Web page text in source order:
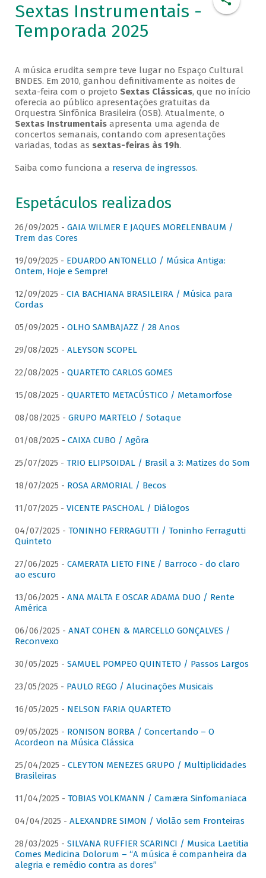
Sextas Instrumentais -
Temporada 2025
A música erudita sempre teve lugar no Espaço Cultural
BNDES. Em 2010, ganhou definitivamente as noites de
sexta-feira com o projeto Sextas Clássicas, que no início
oferecia ao público apresentações gratuitas da
Orquestra Sinfônica Brasileira (OSB). Atualmente, o
Sextas Instrumentaisapresenta uma agenda de
concertos semanais, contando com apresentações
variadas, todas as sextas-feiras às 19h.
Saiba como funciona a reserva de ingressos.
Espetáculos realizados
26/09/2025 - GAIA WILMER E JAQUES MORELENBAUM /
Trem das Cores
19/09/2025 - EDUARDO ANTONELLO / Música Antiga:
Ontem, Hoje e Sempre!
12/09/2025 - CIA BACHIANA BRASILEIRA / Música para
Cordas
05/09/2025 - OLHO SAMBAJAZZ / 28 Anos
29/08/2025 - ALEYSON SCOPEL
22/08/2025 - QUARTETO CARLOS GOMES
15/08/2025 - QUARTETO METACÚSTICO / Metamorfose
08/08/2025 - GRUPO MARTELO / Sotaque
01/08/2025 - CAIXA CUBO / Agôra
25/07/2025 - TRIO ELIPSOIDAL / Brasil a 3: Matizes do Som
18/07/2025 - ROSA ARMORIAL / Becos
11/07/2025 - VICENTE PASCHOAL / Diálogos
04/07/2025 - TONINHO FERRAGUTTI / Toninho Ferragutti
Quinteto
27/06/2025 - CAMERATA LIETO FINE / Barroco - do claro
ao escuro
13/06/2025 - ANA MALTA E OSCAR ADAMA DUO / Rente
América
06/06/2025 - ANAT COHEN & MARCELLO GONÇALVES /
Reconvexo
30/05/2025 - SAMUEL POMPEO QUINTETO / Passos Largos
23/05/2025 - PAULO REGO / Alucinações Musicais
16/05/2025 - NELSON FARIA QUARTETO
09/05/2025 - RONISON BORBA / Concertando – O
Acordeon na Música Clássica
25/04/2025 - CLEYTON MENEZES GRUPO / Multiplicidades
Brasileiras
11/04/2025 - TOBIAS VOLKMANN / Camæra Sinfomaniaca
04/04/2025 - ALEXANDRE SIMON / Violão sem Fronteiras
28/03/2025 - SILVANA RUFFIER SCARINCI / Musica Laetitia
Comes Medicina Dolorum – “A música é companheira da
alegria e remédio contra as dores”